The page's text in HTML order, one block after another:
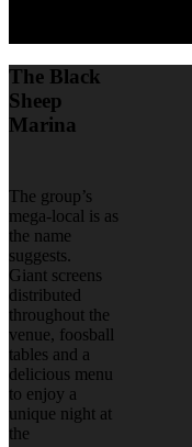
The Black
Sheep
Marina
The group’s
mega-local is as
the name
suggests.
Giant screens
distributed
throughout the
venue, foosball
tables and a
delicious menu
to enjoy a
unique night at
the